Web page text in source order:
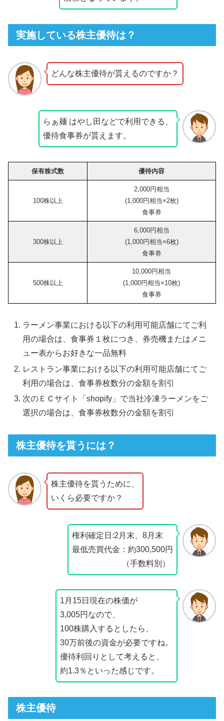
実施している株主優待は？
どんな株主優待が貰えるのですか？
らぁ麺 はやし田などで利用できる、
優待食事券が貰えます。
保有株式数 優待内容
100株以上
2,000円相当
(1,000円相当×2枚)
食事券
300株以上
6,000円相当
(1,000円相当×6枚)
食事券
500株以上
10,000円相当
(1,000円相当×10枚)
食事券
ラーメン事業における以下の利用可能店舗にてご利
用の場合は、食事券１枚につき、券売機またはメニ
ュー表からお好きな一品無料
レストラン事業における以下の利用可能店舗にてご
利用の場合は、食事券枚数分の金額を割引
次のＥＣサイト「shopify」で当社冷凍ラーメンをご
選択の場合は、食事券枚数分の金額を割引
株主優待を貰うには？
株主優待を貰うために、
いくら必要ですか？
権利確定日:2月末、8月末
最低売買代金：約300,500円
（手数料別）
1月15日現在の株価が
3,005円なので、
100株購入するとしたら、
30万前後の資金が必要ですね。
優待利回りとして考えると、
約1.3％といった感じです。
株主優待